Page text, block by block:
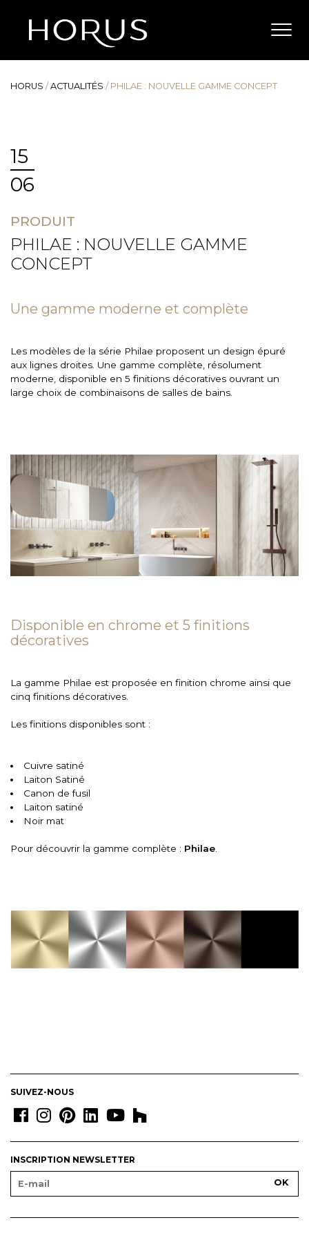
HORUS / ACTUALITÉS / PHILAE : NOUVELLE GAMME CONCEPT
15
06
PRODUIT
PHILAE : NOUVELLE GAMME
CONCEPT
Une gamme moderne et complète
Les modèles de la série Philae proposent un design épuré
aux lignes droites. Une gamme complète, résolument
moderne, disponible en 5 finitions décoratives ouvrant un
large choix de combinaisons de salles de bains.
Disponible en chrome et 5 finitions
décoratives
La gamme Philae est proposée en finition chrome ainsi que
cinq finitions décoratives.
Les finitions disponibles sont :
Cuivre satiné
Laiton Satiné
Canon de fusil
Laiton satiné
Noir mat
Pour découvrir la gamme complète : Philae
SUIVEZ-NOUS
INSCRIPTION NEWSLETTER